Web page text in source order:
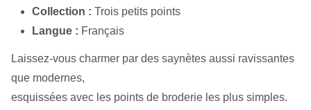
Collection : Trois petits points
Langue : Français
Laissez-vous charmer par des saynètes aussi ravissantes
que modernes,
esquissées avec les points de broderie les plus simples.